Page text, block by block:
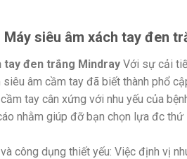
Máy siêu âm xách tay đen
tay đen trắng Mindray Với sự cải
âm cầm tay đã biết thành phổ
tay cân xứng với nhu yếu của
nhằm giúp đỡ bạn chọn lựa đc
công dụng thiết yếu: Việc định vị